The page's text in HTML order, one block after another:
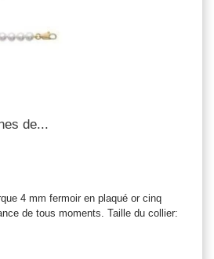
de...
4 mm fermoir en plaqué or cinq
de tous moments. Taille du collier: